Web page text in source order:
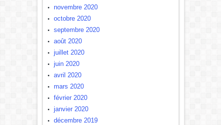
novembre 2020
octobre 2020
septembre 2020
août 2020
juillet 2020
juin 2020
avril 2020
mars 2020
février 2020
janvier 2020
décembre 2019